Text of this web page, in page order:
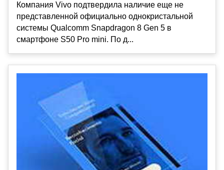
Компания Vivo подтвердила наличие еще не
представленной официально однокристальной
системы Qualcomm Snapdragon 8 Gen 5 в
смартфоне S50 Pro mini. По д...